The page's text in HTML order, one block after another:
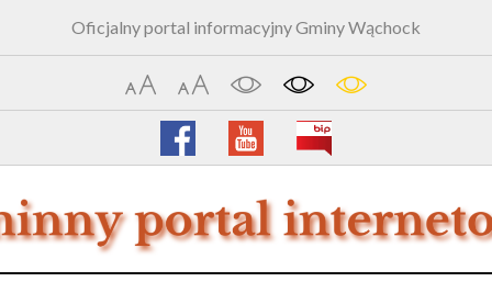
Oficjalny portal informacyjny Gminy Wąchock